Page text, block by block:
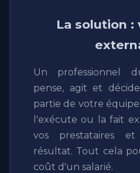
La solution :
Un professionnel
pense, agit et
partie de votre
l'exécute ou la fait
vos prestataires
résultat. Tout cela
coût d'un salarié.